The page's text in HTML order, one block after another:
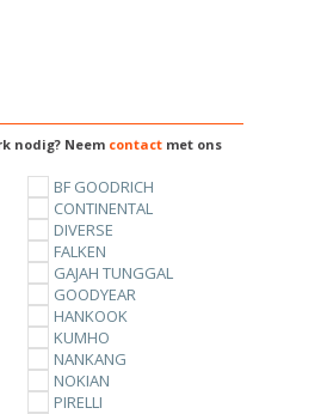
nodig? Neem contact met ons
BF GOODRICH
CONTINENTAL
DIVERSE
FALKEN
GAJAH TUNGGAL
GOODYEAR
HANKOOK
KUMHO
NANKANG
NOKIAN
PIRELLI